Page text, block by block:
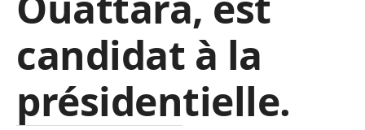
candidat à la
présidentielle.